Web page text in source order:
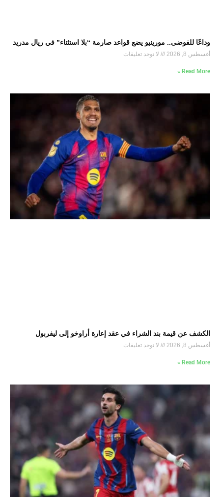
وداعًا للفوضى.. مورينيو يضع قواعد صارمة “بلا استثناء” في ريال مدريد
أغسطس 8, 2026 لا توجد تعليقات
Read More »
الكشف عن قيمة بند الشراء في عقد إعارة أراوخو إلى ليفربول
أغسطس 8, 2026 لا توجد تعليقات
Read More »